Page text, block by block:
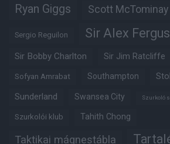
Ryan Giggs Scott McTominay
Sergio Reguilon Sir Alex
Sir Bobby Charlton Sir Jim Ratcliffe
Sofyan Amrabat Southampton
Sunderland Swansea City Szurkoló
Szurkolói klub Tahith Chong
Taktikai mágnestábla